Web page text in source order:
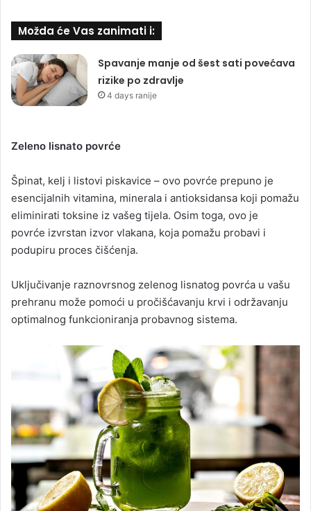
Možda će Vas zanimati i:
Spavanje manje od šest sati povećava
rizike po zdravlje
4 days ranije
Zeleno lisnato povrće
Špinat, kelj i listovi piskavice – ovo povrće prepuno je
esencijalnih vitamina, minerala i antioksidansa koji pomažu
eliminirati toksine iz vašeg tijela. Osim toga, ovo je
povrće izvrstan izvor vlakana, koja pomažu probavi i
podupiru proces čišćenja.
Uključivanje raznovrsnog zelenog lisnatog povrća u vašu
prehranu može pomoći u pročišćavanju krvi i održavanju
optimalnog funkcioniranja probavnog sistema.